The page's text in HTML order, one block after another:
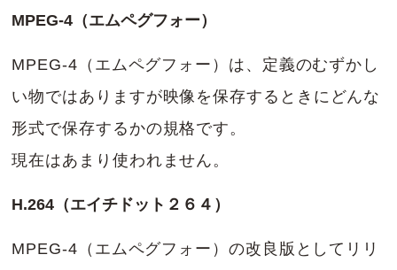
MPEG-4（エムペグフォー）
MPEG-4（エムペグフォー）は、定義のむずかし
い物ではありますが映像を保存するときにどんな
形式で保存するかの規格です。
現在はあまり使われません。
H.264（エイチドット２６４）
MPEG-4（エムペグフォー）の改良版としてリリ